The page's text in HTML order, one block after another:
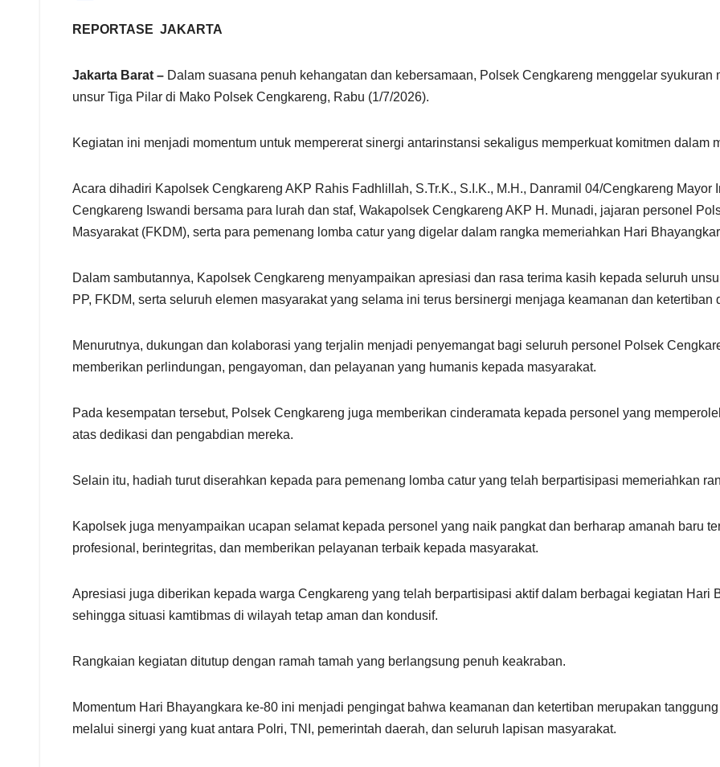
a
REPORTASE JAKARTA
Jakarta Barat – Dalam suasana penuh kehangatan dan kebersamaan, Polsek Cengkareng menggelar
unsur Tiga Pilar di Mako Polsek Cengkareng, Rabu (1/7/2026).
Kegiatan ini menjadi momentum untuk mempererat sinergi antarinstansi sekaligus memperkuat komitmen dalam
Acara dihadiri Kapolsek Cengkareng AKP Rahis Fadhlillah, S.Tr.K., S.I.K., M.H., Danramil 04/Cengkareng Mayor
Cengkareng Iswandi bersama para lurah dan staf, Wakapolsek Cengkareng AKP H. Munadi, jajaran personel
Masyarakat (FKDM), serta para pemenang lomba catur yang digelar dalam rangka memeriahkan Hari
Dalam sambutannya, Kapolsek Cengkareng menyampaikan apresiasi dan rasa terima kasih kepada seluruh
PP, FKDM, serta seluruh elemen masyarakat yang selama ini terus bersinergi menjaga keamanan dan ketertiban
Menurutnya, dukungan dan kolaborasi yang terjalin menjadi penyemangat bagi seluruh personel Polsek
memberikan perlindungan, pengayoman, dan pelayanan yang humanis kepada masyarakat.
Pada kesempatan tersebut, Polsek Cengkareng juga memberikan cinderamata kepada personel yang
atas dedikasi dan pengabdian mereka.
Selain itu, hadiah turut diserahkan kepada para pemenang lomba catur yang telah berpartisipasi memeriahkan
Kapolsek juga menyampaikan ucapan selamat kepada personel yang naik pangkat dan berharap amanah baru
profesional, berintegritas, dan memberikan pelayanan terbaik kepada masyarakat.
Apresiasi juga diberikan kepada warga Cengkareng yang telah berpartisipasi aktif dalam berbagai kegiatan Hari
sehingga situasi kamtibmas di wilayah tetap aman dan kondusif.
Rangkaian kegiatan ditutup dengan ramah tamah yang berlangsung penuh keakraban.
Momentum Hari Bhayangkara ke-80 ini menjadi pengingat bahwa keamanan dan ketertiban merupakan
melalui sinergi yang kuat antara Polri, TNI, pemerintah daerah, dan seluruh lapisan masyarakat.